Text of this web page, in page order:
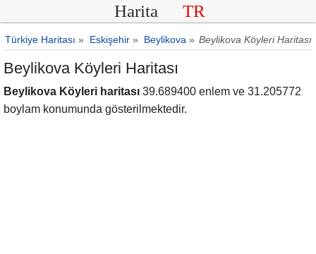
Harita TR
Türkiye Haritası » Eskişehir » Beylikova » Beylikova Köyleri Haritası
Beylikova Köyleri Haritası
Beylikova Köyleri haritası 39.689400 enlem ve 31.205772
boylam konumunda gösterilmektedir.